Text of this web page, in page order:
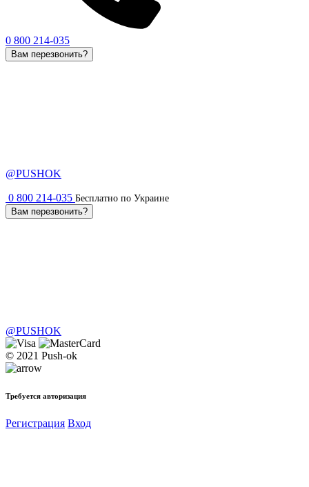
0 800 214-035
Вам перезвонить?
@PUSHOK
0 800 214-035 Бесплатно по Украине
Вам перезвонить?
@PUSHOK
© 2021 Push-ok
Требуется авторизация
Регистрация Вход